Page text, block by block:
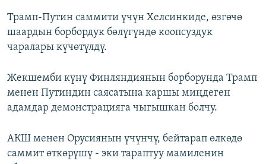
Трамп-Путин саммити үчүн Хелсинкиде, өзгөчө
шаардын борбордук бөлүгүндө коопсуздук
чаралары күчөтүлдү.
Жекшемби күнү Финляндиянын борборунда Трамп
менен Путиндин саясатына каршы миңдеген
адамдар демонстрацияга чыгышкан болчу.
АКШ менен Орусиянын үчүнчү, бейтарап өлкөдө
саммит өткөрүшү - эки тараптуу мамиленин